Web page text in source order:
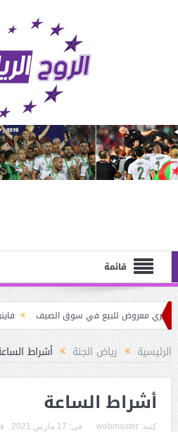
قائمة
معروض للبيع في سوق الصيف
فاينورد يشترط 35 مليون يورو مقابل الساحر
لخلافة بيتكوفيتشالرئيسية رياض الجنة أشراط
أشراط الساعة
كتبه: webmaster فى: 17 مارس 2021